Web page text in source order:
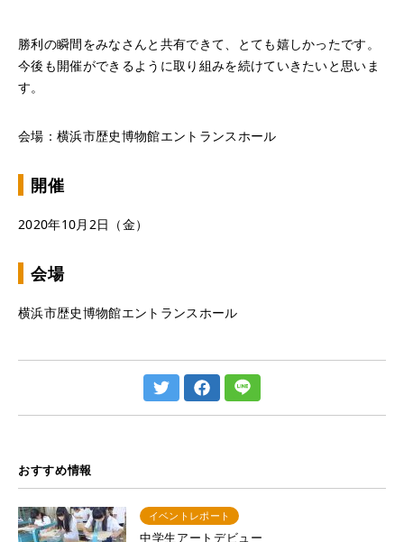
勝利の瞬間をみなさんと共有できて、とても嬉しかったです。
今後も開催ができるように取り組みを続けていきたいと思いま
す。
会場：横浜市歴史博物館エントランスホール
開催
2020年10月2日（金）
会場
横浜市歴史博物館エントランスホール
おすすめ情報
イベントレポート
中学生アートデビュー